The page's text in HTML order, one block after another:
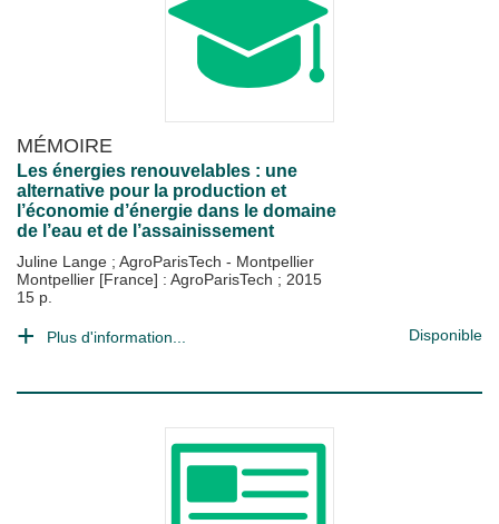
MÉMOIRE
Les énergies renouvelables : une
alternative pour la production et
l’économie d’énergie dans le domaine
de l’eau et de l’assainissement
Juline Lange ; AgroParisTech - Montpellier
Montpellier [France] : AgroParisTech ; 2015
15 p.
Plus d'information... Disponible